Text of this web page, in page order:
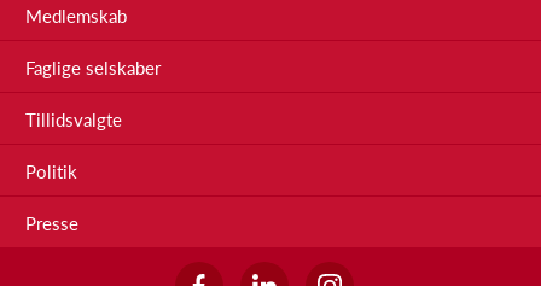
Medlemskab
Faglige selskaber
Tillidsvalgte
Politik
Presse